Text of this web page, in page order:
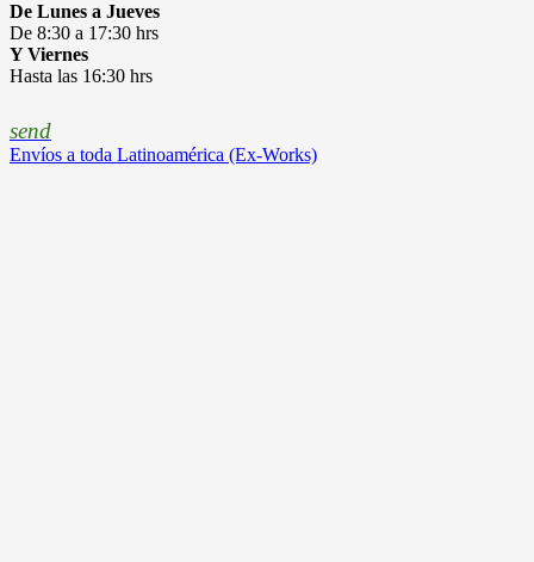
De Lunes a Jueves
De 8:30 a 17:30 hrs
Y Viernes
Hasta las 16:30 hrs
send
Envíos a toda Latinoamérica (Ex-Works)